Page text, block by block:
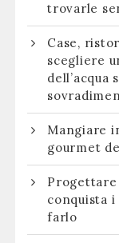
trovarle
Case,
scegliere
dell’acqua
Mangiare
gourmet
Progettare
conquista
farlo